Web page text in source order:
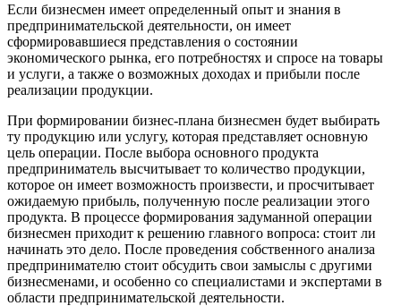
Если бизнесмен имеет определенный опыт и знания в
предпринимательской деятельности, он имеет
сформировавшиеся представления о состоянии
экономического рынка, его потребностях и спросе на товары
и услуги, а также о возможных доходах и прибыли после
реализации продукции.
При формировании бизнес-плана бизнесмен будет выбирать
ту продукцию или услугу, которая представляет основную
цель операции. После выбора основного продукта
предприниматель высчитывает то количество продукции,
которое он имеет возможность произвести, и просчитывает
ожидаемую прибыль, полученную после реализации этого
продукта. В процессе формирования задуманной операции
бизнесмен приходит к решению главного вопроса: стоит ли
начинать это дело. После проведения собственного анализа
предпринимателю стоит обсудить свои замыслы с другими
бизнесменами, и особенно со специалистами и экспертами в
области предпринимательской деятельности.